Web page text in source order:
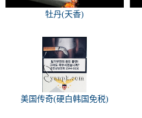
牡丹(天香)
美国传奇(硬白韩国免税)